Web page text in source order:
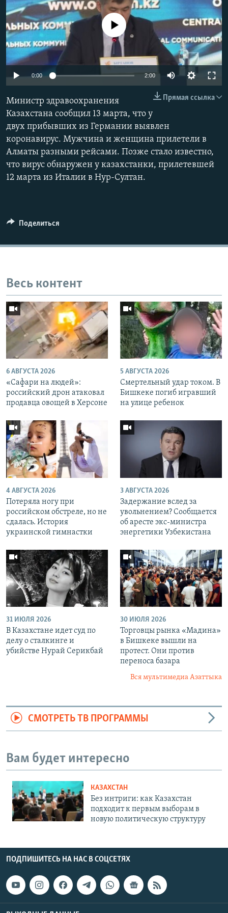
270p
No media source currently available
0:00 2:00
Прямая ссылка
Министр здравоохранения
Казахстана сообщил 13 марта, что у
двух прибывших из Германии выявлен
коронавирус. Мужчина и женщина прилетели в
Алматы разными рейсами. Позже стало известно,
что вирус обнаружен у казахстанки, прилетевшей
12 марта из Италии в Нур-Султан.
Поделиться
Весь контент
6 АВГУСТА 2026
«Cафари на людей»:
российский дрон атаковал
продавца овощей в Херсоне
5 АВГУСТА 2026
Смертельный удар током. В
Бишкеке погиб игравший
на улице ребенок
4 АВГУСТА 2026
Потеряла ногу при
российском обстреле, но не
сдалась. История
украинской гимнастки
3 АВГУСТА 2026
Задержание вслед за
увольнением? Сообщается
об аресте экс-министра
энергетики Узбекистана
31 ИЮЛЯ 2026
В Казахстане идет суд по
делу о сталкинге и
убийстве Нурай Серикбай
30 ИЮЛЯ 2026
Торговцы рынка «Мадина»
в Бишкеке вышли на
протест. Они против
переноса базара
Вся мультимедиа Азаттыка
СМОТРЕТЬ ТВ ПРОГРАММЫ
Вам будет интересно
КАЗАХСТАН
Без интриги: как Казахстан
подходит к первым выборам в
новую политическую структуру
ПОДПИШИТЕСЬ НА НАС В СОЦСЕТЯХ